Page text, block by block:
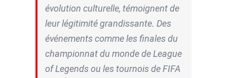
évolution culturelle, témoignent de
leur légitimité grandissante. Des
événements comme les finales du
championnat du monde de League
of Legends ou les tournois de FIFA